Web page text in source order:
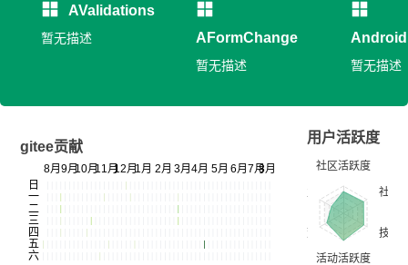
AValidations
暂无描述 AFormChange
暂无描述 暂无描述
gitee贡献
用户活跃度